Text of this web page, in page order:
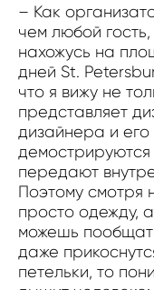
– Как
чем любой
нахожусь на
дней St.
что я вижу не
представляет
дизайнера и
передают
Поэтому смотря
просто одежду,
можешь
даже
петельки, то